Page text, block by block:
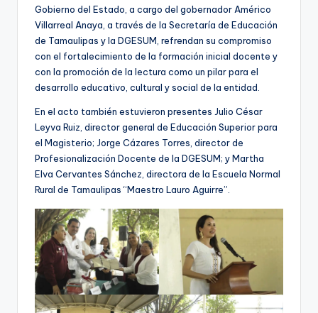
Gobierno del Estado, a cargo del gobernador Américo
Villarreal Anaya, a través de la Secretaría de Educación
de Tamaulipas y la DGESUM, refrendan su compromiso
con el fortalecimiento de la formación inicial docente y
con la promoción de la lectura como un pilar para el
desarrollo educativo, cultural y social de la entidad.
En el acto también estuvieron presentes Julio César
Leyva Ruiz, director general de Educación Superior para
el Magisterio; Jorge Cázares Torres, director de
Profesionalización Docente de la DGESUM; y Martha
Elva Cervantes Sánchez, directora de la Escuela Normal
Rural de Tamaulipas “Maestro Lauro Aguirre”.